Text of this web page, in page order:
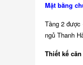
Mặt bằng
Tầng 2
ngủ Thanh
Thiết kế